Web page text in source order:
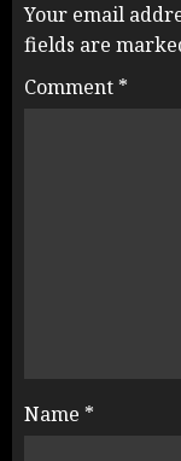
Your email
fields are
Comment *
Name *